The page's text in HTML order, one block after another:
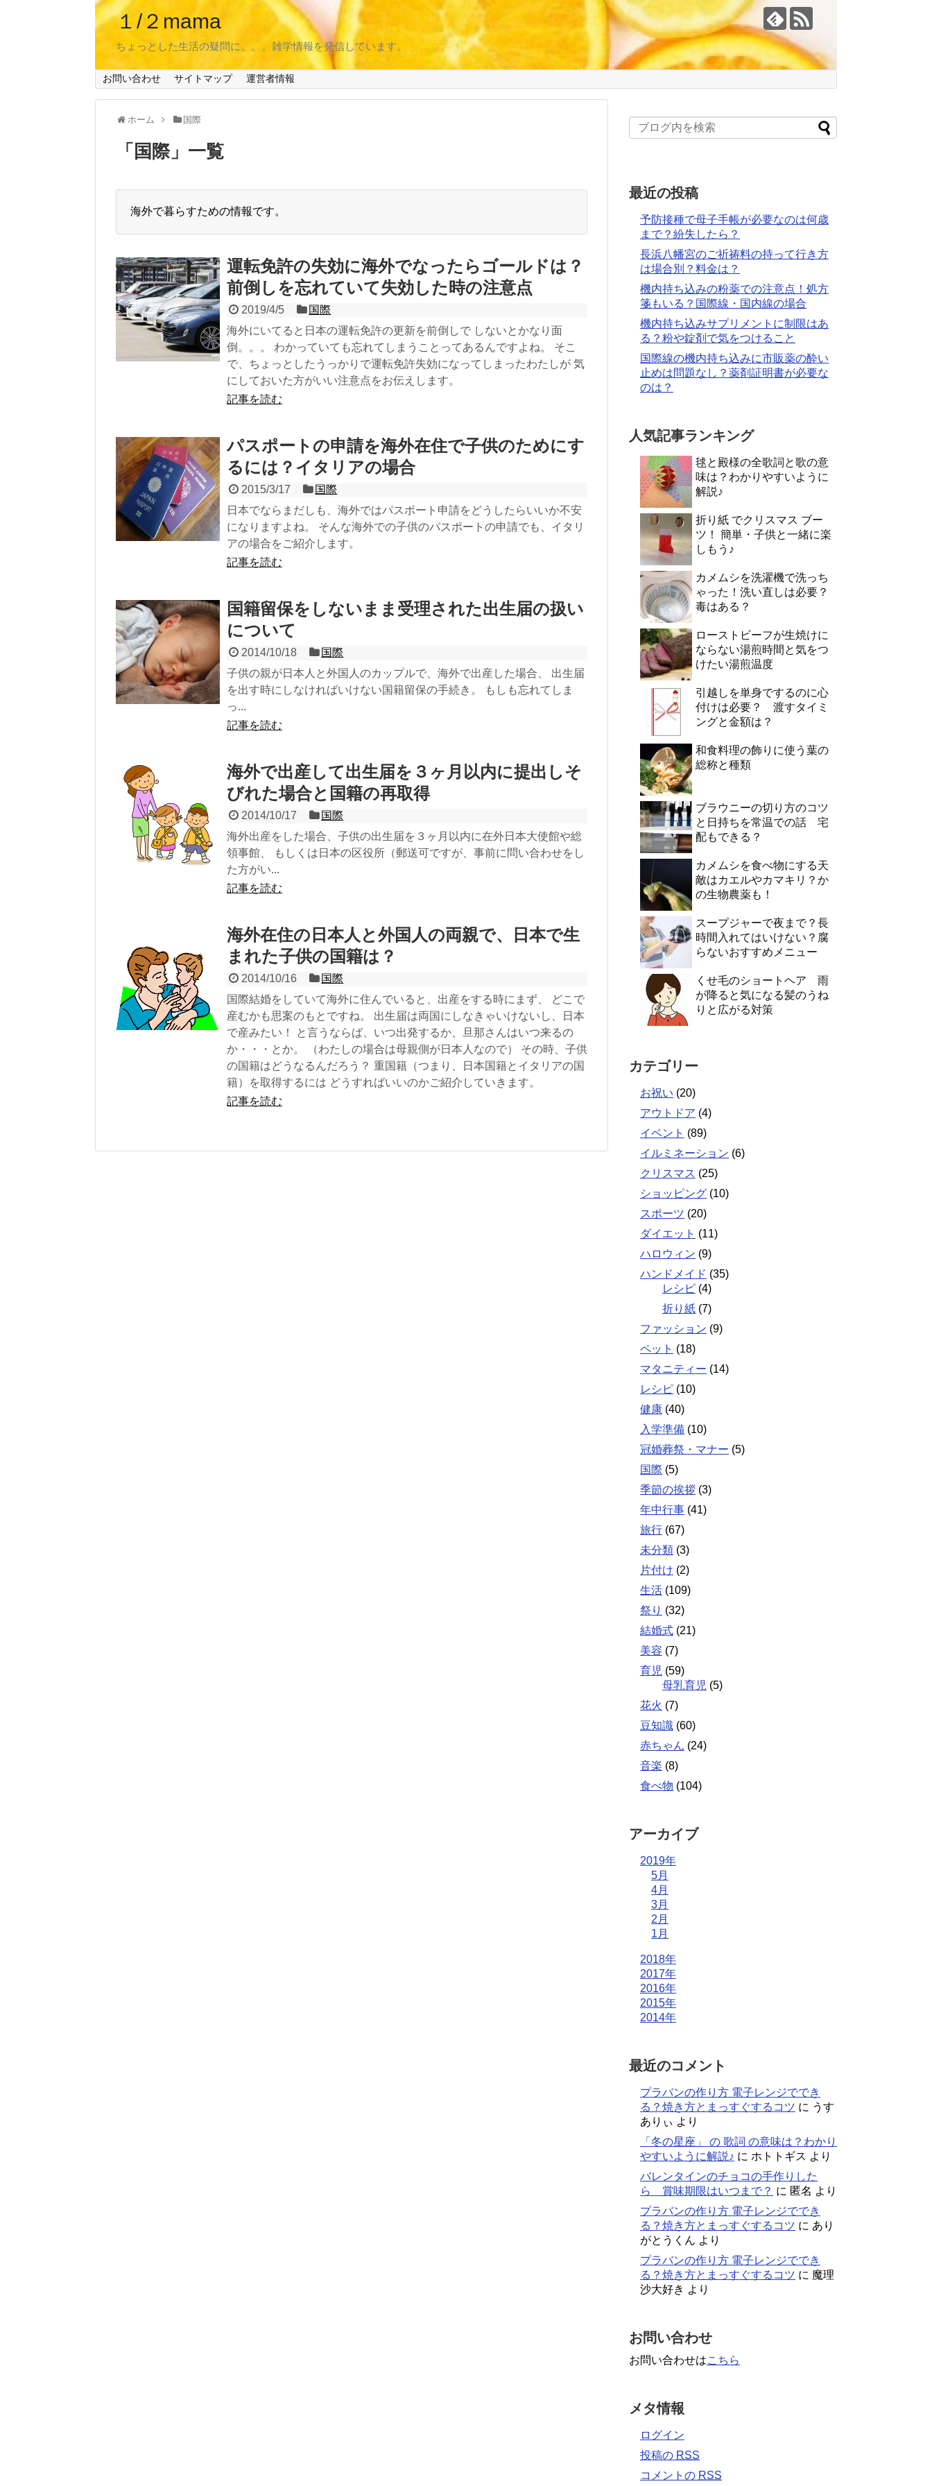
１/２mama
ちょっとした生活の疑問に。。。雑学情報を発信しています。
お問い合わせ サイトマップ 運営者情報
ホーム 国際
「 国際」 一覧
海外で暮らすための情報です。
運転免許の失効に海外でなったらゴールドは？
前倒しを忘れていて失効した時の注意点
2019/4/5
国際
海外にいてると日本の運転免許の更新を前倒しで しないとかなり面
倒。。。 わかっていても忘れてしまうことってあるんですよね。 そこ
で、ちょっとしたうっかりで運転免許失効になってしまったわたしが 気
にしておいた方がいい注意点をお伝えします。
記事を読む
パスポートの申請を海外在住で子供のためにす
るには？イタリアの場合
2015/3/17
国際
日本でならまだしも、海外ではパスポート申請をどうしたらいいか不安
になりますよね。 そんな海外での子供のパスポートの申請でも、イタリ
アの場合をご紹介します。
記事を読む
国籍留保をしないまま受理された出生届の扱い
について
2014/10/18
国際
子供の親が日本人と外国人のカップルで、海外で出産した場合、 出生届
を出す時にしなければいけない国籍留保の手続き。 もしも忘れてしま
っ...
記事を読む
海外で出産して出生届を３ヶ月以内に提出しそ
びれた場合と国籍の再取得
2014/10/17
国際
海外出産をした場合、子供の出生届を３ヶ月以内に在外日本大使館や総
領事館、 もしくは日本の区役所（郵送可ですが、事前に問い合わせをし
た方がい...
記事を読む
海外在住の日本人と外国人の両親で、日本で生
まれた子供の国籍は？
2014/10/16
国際
国際結婚をしていて海外に住んでいると、出産をする時にまず、 どこで
産むかも思案のもとですね。 出生届は両国にしなきゃいけないし、日本
で産みたい！ と言うならば、いつ出発するか、旦那さんはいつ来るの
か・・・とか。 （わたしの場合は母親側が日本人なので） その時、子供
の国籍はどうなるんだろう？ 重国籍（つまり、日本国籍とイタリアの国
籍）を取得するには どうすればいいのかご紹介していきます。
記事を読む
最近の投稿
予防接種で母子手帳が必要なのは何歳
まで？紛失したら？
長浜八幡宮のご祈祷料の持って行き方
は場合別？料金は？
機内持ち込みの粉薬での注意点！処方
箋もいる？国際線・国内線の場合
機内持ち込みサプリメントに制限はあ
る？粉や錠剤で気をつけること
国際線の機内持ち込みに市販薬の酔い
止めは問題なし？薬剤証明書が必要な
のは？
人気記事ランキング
毬と殿様の全歌詞と歌の意
味は？わかりやすいように
解説♪
折り紙 でクリスマス ブー
ツ！ 簡単・子供と一緒に楽
しもう♪
カメムシを洗濯機で洗っち
ゃった！洗い直しは必要？
毒はある？
ローストビーフが生焼けに
ならない湯煎時間と気をつ
けたい湯煎温度
引越しを単身でするのに心
付けは必要？ 渡すタイミ
ングと金額は？
和食料理の飾りに使う葉の
総称と種類
ブラウニーの切り方のコツ
と日持ちを常温での話 宅
配もできる？
カメムシを食べ物にする天
敵はカエルやカマキリ？か
の生物農薬も！
スープジャーで夜まで？長
時間入れてはいけない？腐
らないおすすめメニュー
くせ毛のショートヘア 雨
が降ると気になる髪のうね
りと広がる対策
カテゴリー
お祝い (20)
アウトドア (4)
イベント (89)
イルミネーション (6)
クリスマス (25)
ショッピング (10)
スポーツ (20)
ダイエット (11)
ハロウィン (9)
ハンドメイド (35)
レシピ (4)
折り紙 (7)
ファッション (9)
ペット (18)
マタニティー (14)
レシピ (10)
健康 (40)
入学準備 (10)
冠婚葬祭・マナー (5)
国際 (5)
季節の挨拶 (3)
年中行事 (41)
旅行 (67)
未分類 (3)
片付け (2)
生活 (109)
祭り (32)
結婚式 (21)
美容 (7)
育児 (59)
母乳育児 (5)
花火 (7)
豆知識 (60)
赤ちゃん (24)
音楽 (8)
食べ物 (104)
アーカイブ
2019年
5月
4月
3月
2月
1月
2018年
2017年
2016年
2015年
2014年
最近のコメント
プラバンの作り方 電子レンジででき
る？焼き方とまっすぐするコツ に うす
ありぃ より
「冬の星座」 の 歌詞 の意味は？わかり
やすいように解説♪ に ホトトギス より
バレンタインのチョコの手作りした
ら 賞味期限はいつまで？ に 匿名 より
プラバンの作り方 電子レンジででき
る？焼き方とまっすぐするコツ に あり
がとうくん より
プラバンの作り方 電子レンジででき
る？焼き方とまっすぐするコツ に 魔理
沙大好き より
お問い合わせ
お問い合わせはこちら
メタ情報
ログイン
投稿の RSS
コメントの RSS